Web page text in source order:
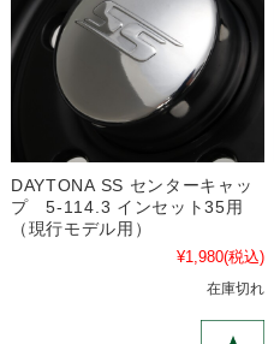
DAYTONA SS センターキャッ
プ 5-114.3 インセット35用
（現行モデル用）
¥1,980(税込)
在庫切れ